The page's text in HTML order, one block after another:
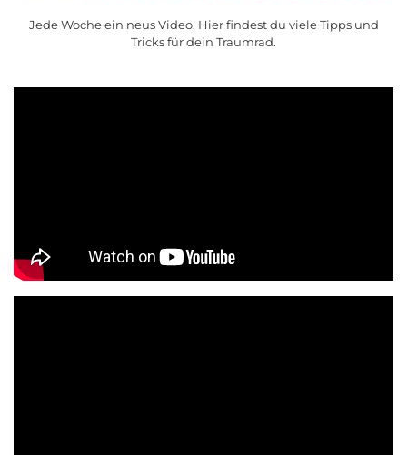
Jede Woche ein neus Video. Hier findest du viele Tipps und
Tricks für dein Traumrad.